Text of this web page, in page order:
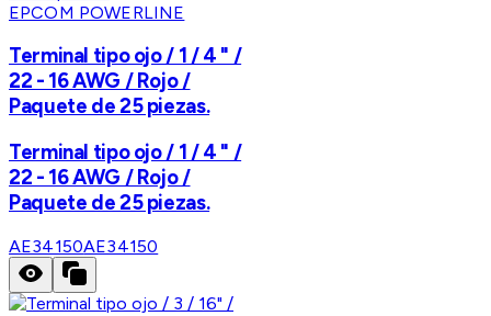
EPCOM POWERLINE
Terminal tipo ojo / 1 / 4 " /
22 - 16 AWG / Rojo /
Paquete de 25 piezas.
Terminal tipo ojo / 1 / 4 " /
22 - 16 AWG / Rojo /
Paquete de 25 piezas.
AE34150AE34150